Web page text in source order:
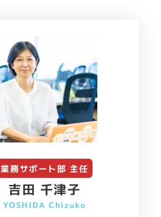
業務サポート部 主任
吉田 千津子
YOSHIDA Chizuko